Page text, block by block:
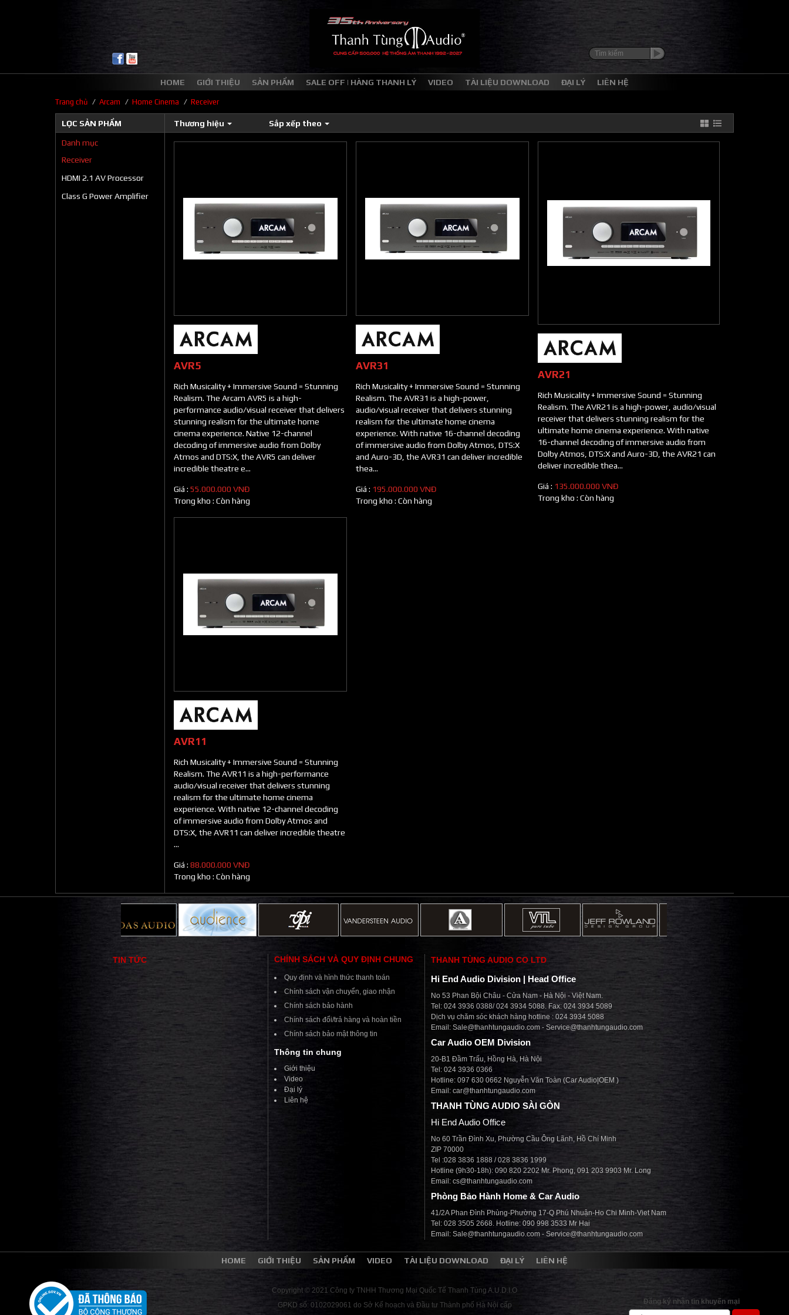
HOME GIỚI THIỆU SẢN PHẨM SALE OFF | HÀNG THANH LÝ VIDEO TÀI LIỆU DOWNLOAD ĐẠI LÝ LIÊN HỆ
Trang chủ / Arcam / Home Cinema / Receiver
LỌC SẢN PHẨM Thương hiệu Sắp xếp theo
Danh mục
Receiver
HDMI 2.1 AV Processor
Class G Power Amplifier
AVR5
Rich Musicality + Immersive Sound = Stunning
Realism. The Arcam AVR5 is a high-
performance audio/visual receiver that delivers
stunning realism for the ultimate home
cinema experience. Native 12-channel
decoding of immersive audio from Dolby
Atmos and DTS:X, the AVR5 can deliver
incredible theatre e...
Giá : 55.000.000 VNĐ
Trong kho : Còn hàng
AVR31
Rich Musicality + Immersive Sound = Stunning
Realism. The AVR31 is a high-power,
audio/visual receiver that delivers stunning
realism for the ultimate home cinema
experience. With native 16-channel decoding
of immersive audio from Dolby Atmos, DTS:X
and Auro-3D, the AVR31 can deliver incredible
thea...
Giá : 195.000.000 VNĐ
Trong kho : Còn hàng
AVR21
Rich Musicality + Immersive Sound = Stunning
Realism. The AVR21 is a high-power, audio/visual
receiver that delivers stunning realism for the
ultimate home cinema experience. With native
16-channel decoding of immersive audio from
Dolby Atmos, DTS:X and Auro-3D, the AVR21 can
deliver incredible thea...
Giá : 135.000.000 VNĐ
Trong kho : Còn hàng
AVR11
Rich Musicality + Immersive Sound = Stunning
Realism. The AVR11 is a high-performance
audio/visual receiver that delivers stunning
realism for the ultimate home cinema
experience. With native 12-channel decoding
of immersive audio from Dolby Atmos and
DTS:X, the AVR11 can deliver incredible theatre
...
Giá : 88.000.000 VNĐ
Trong kho : Còn hàng
TIN TỨC CHÍNH SÁCH VÀ QUY ĐỊNH CHUNG
Quy định và hình thức thanh toán
Chính sách vận chuyển, giao nhận
Chính sách bảo hành
Chính sách đổi/trả hàng và hoàn tiền
Chính sách bảo mật thông tin
Thông tin chung
Giới thiệu
Video
Đại lý
Liên hệ
THANH TÙNG AUDIO CO LTD
Hi End Audio Division | Head Office
No 53 Phan Bội Châu - Cửa Nam - Hà Nội - Việt Nam.
Tel: 024 3936 0388/ 024 3934 5088. Fax: 024 3934 5089
Dịch vụ chăm sóc khách hàng hotline : 024 3934 5088
Email: Sale@thanhtungaudio.com - Service@thanhtungaudio.com
Car Audio OEM Division
20-B1 Đầm Trấu, Hồng Hà, Hà Nội
Tel: 024 3936 0366
Hotline: 097 630 0662 Nguyễn Văn Toàn (Car Audio|OEM )
Email: car@thanhtungaudio.com
THANH TÙNG AUDIO SÀI GÒN
Hi End Audio Office
No 60 Trần Đình Xu, Phường Cầu Ông Lãnh, Hồ Chí Minh
ZIP 70000
Tel :028 3836 1888 / 028 3836 1999
Hotline (9h30-18h): 090 820 2202 Mr. Phong, 091 203 9903 Mr. Long
Email: cs@thanhtungaudio.com
Phòng Bảo Hành Home & Car Audio
41/2A Phan Đình Phùng-Phường 17-Q Phú Nhuận-Ho Chi Minh-Viet Nam
Tel: 028 3505 2668. Hotline: 090 998 3533 Mr Hai
Email: Sale@thanhtungaudio.com - Service@thanhtungaudio.com
HOME GIỚI THIỆU SẢN PHẨM VIDEO TÀI LIỆU DOWNLOAD ĐẠI LÝ LIÊN HỆ
Copyright © 2021 Công ty TNHH Thương Mại Quốc Tế Thanh Tùng A.U.D.I.O
GPKD số: 0102029061 do Sở Kế hoạch và Đầu tư Thành phố Hà Nội cấp
Đăng ký nhận tin khuyến mại